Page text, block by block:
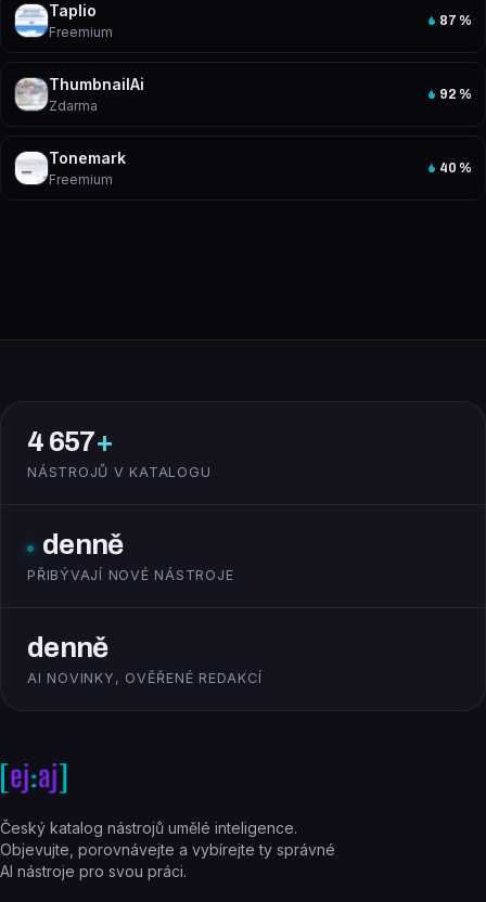
Taplio
Freemium
87 %
ThumbnailAi
Zdarma
92 %
Tonemark
Freemium
40 %
4 657+
NÁSTROJŮ V KATALOGU
denně
PŘIBÝVAJÍ NOVÉ NÁSTROJE
denně
AI NOVINKY, OVĚŘENÉ REDAKCÍ
Český katalog nástrojů umělé inteligence.
Objevujte, porovnávejte a vybírejte ty správné
AI nástroje pro svou práci.